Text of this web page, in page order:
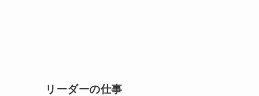
リーダーの仕事